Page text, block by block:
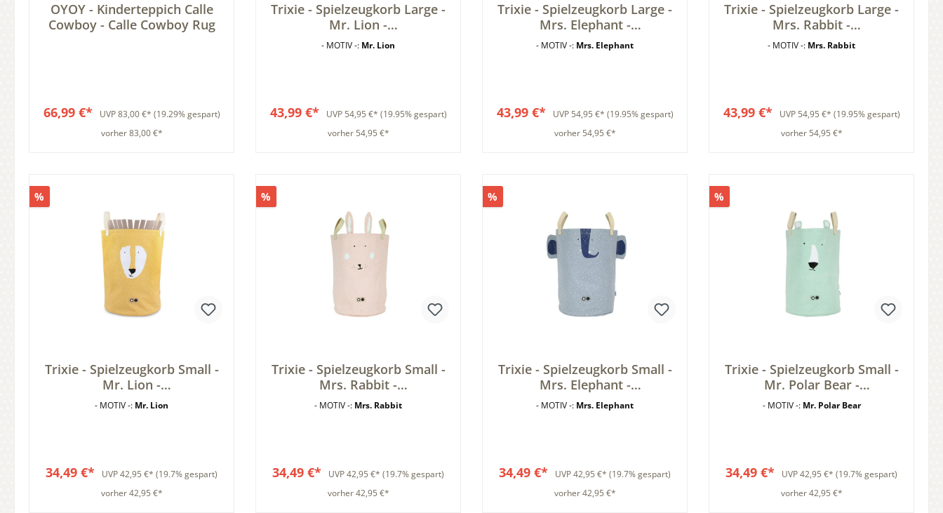
OYOY - Kinderteppich Calle
Cowboy - Calle Cowboy Rug
66,99 €* UVP83,00 €* (19.29% gespart)
vorher 83,00 €*
Trixie - Spielzeugkorb Large -
Mr. Lion -
Aufbewahrungskorb - Löwe -
- MOTIV -: Mr. Lion
43,99 €* UVP 54,95 €* (19.95% gespart)
vorher 54,95 €*
Trixie - Spielzeugkorb Large -
Mrs. Elephant -
Aufbewahrungskorb - Elefant
- Wäschesack
- MOTIV -: Mrs. Elephant
43,99 €* UVP 54,95 €* (19.95% gespart)
vorher 54,95 €*
Trixie - Spielzeugkorb Large -
Mrs. Rabbit -
Aufbewahrungskorb - Hase -
- MOTIV -: Mrs. Rabbit
43,99 €* UVP 54,95 €* (19.95% gespart)
vorher 54,95 €*
%
Trixie - Spielzeugkorb Small -
Mr. Lion -
Aufbewahrungskorb - Löwe -
- MOTIV -: Mr. Lion
34,49 €* UVP42,95 €* (19.7% gespart)
vorher 42,95 €*
%
Trixie - Spielzeugkorb Small -
Mrs. Rabbit -
Aufbewahrungskorb - Hase -
- MOTIV -: Mrs. Rabbit
34,49 €* UVP42,95 €* (19.7% gespart)
vorher 42,95 €*
%
Trixie - Spielzeugkorb Small -
Mrs. Elephant -
Aufbewahrungskorb klein -
Elefant - Wäschesack
- MOTIV -: Mrs. Elephant
34,49 €* UVP42,95 €* (19.7% gespart)
vorher 42,95 €*
%
Trixie - Spielzeugkorb Small -
Mr. Polar Bear -
Aufbewahrungskorb - Eisbär -
- MOTIV -: Mr. Polar Bear
34,49 €* UVP42,95 €* (19.7% gespart)
vorher 42,95 €*